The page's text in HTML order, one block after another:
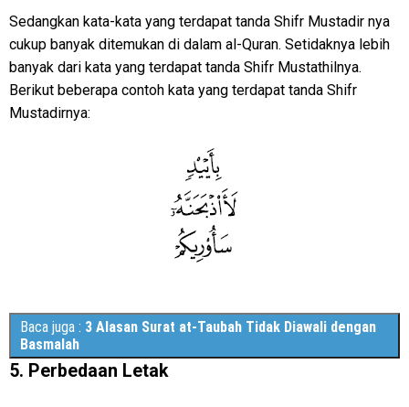
Sedangkan kata-kata yang terdapat tanda Shifr Mustadir nya
cukup banyak ditemukan di dalam al-Quran. Setidaknya lebih
banyak dari kata yang terdapat tanda Shifr Mustathilnya.
Berikut beberapa contoh kata yang terdapat tanda Shifr
Mustadirnya:
Baca juga : 3 Alasan Surat at-Taubah Tidak Diawali dengan
Basmalah
5. Perbedaan Letak